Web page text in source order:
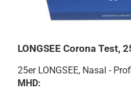
LONGSEE Corona Test,
25er LONGSEE, Nasal -
MHD: